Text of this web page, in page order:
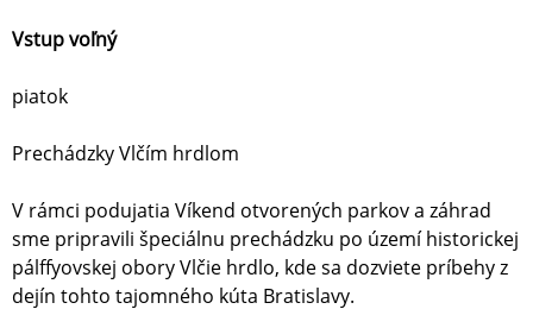
Vstup voľný
piatok
Prechádzky Vlčím hrdlom
V rámci podujatia Víkend otvorených parkov a záhrad
sme pripravili špeciálnu prechádzku po území historickej
pálffyovskej obory Vlčie hrdlo, kde sa dozviete príbehy z
dejín tohto tajomného kúta Bratislavy.